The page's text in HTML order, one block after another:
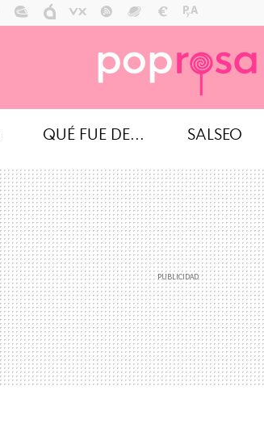
QUÉ FUE DE... SALSEO